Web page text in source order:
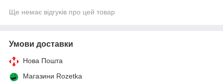
Ще немає відгуків про цей товар
Умови доставки
Нова Пошта
Магазини Rozetka